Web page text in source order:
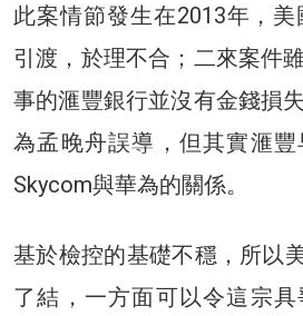
此案情節發生在2013年，
引渡，於理不合；二來案件
事的滙豐銀行並沒有金錢損
為孟晚舟誤導，但其實滙
Skycom與華為的關係。
基於檢控的基礎不穩，所以
了結，一方面可以令這宗